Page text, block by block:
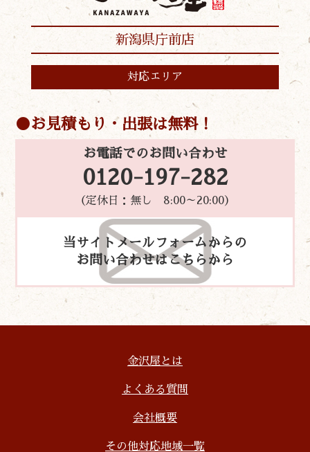
新潟県庁前店
対応エリア
お見積もり・出張は無料！
お電話でのお問い合わせ
0120-197-282
（定休日：無し 8:00～20:00）
当サイトメールフォームからの
お問い合わせはこちらから
金沢屋とは
よくある質問
会社概要
その他対応地域一覧